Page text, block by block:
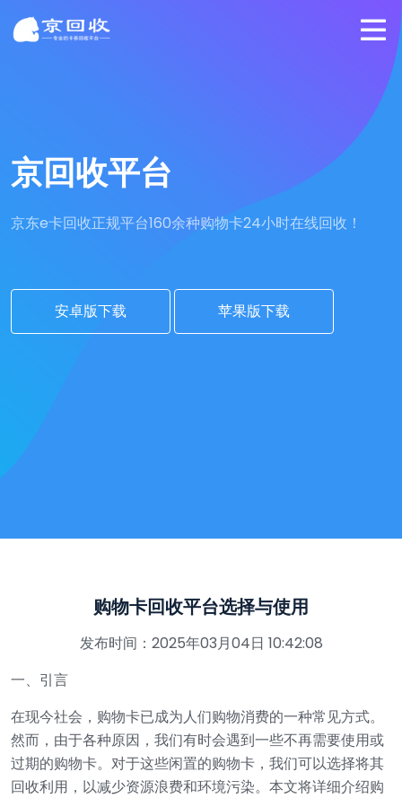
京回收平台
京东e卡回收正规平台160余种购物卡24小时在线回收！
安卓版下载 苹果版下载
购物卡回收平台选择与使用
发布时间：2025年03月04日 10:42:08
一、引言
在现今社会，购物卡已成为人们购物消费的一种常见方式。
然而，由于各种原因，我们有时会遇到一些不再需要使用或
过期的购物卡。对于这些闲置的购物卡，我们可以选择将其
回收利用，以减少资源浪费和环境污染。本文将详细介绍购